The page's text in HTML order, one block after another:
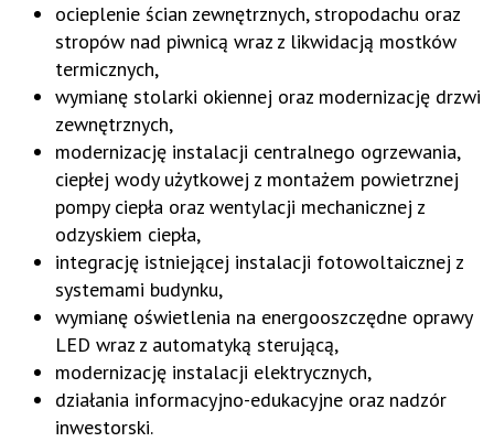
ocieplenie ścian zewnętrznych, stropodachu oraz
stropów nad piwnicą wraz z likwidacją mostków
termicznych,
wymianę stolarki okiennej oraz modernizację drzwi
zewnętrznych,
modernizację instalacji centralnego ogrzewania,
ciepłej wody użytkowej z montażem powietrznej
pompy ciepła oraz wentylacji mechanicznej z
odzyskiem ciepła,
integrację istniejącej instalacji fotowoltaicznej z
systemami budynku,
wymianę oświetlenia na energooszczędne oprawy
LED wraz z automatyką sterującą,
modernizację instalacji elektrycznych,
działania informacyjno-edukacyjne oraz nadzór
inwestorski.